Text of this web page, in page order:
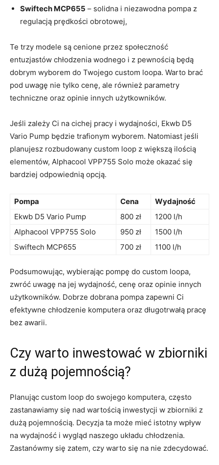
Swiftech MCP655 – solidna i niezawodna ‌pompa z
⁢regulacją prędkości obrotowej,
Te trzy modele są ⁤cenione przez⁤ społeczność
entuzjastów chłodzenia‍ wodnego i⁣ z pewnością będą
dobrym ⁣wyborem do Twojego​ custom loopa. ⁣Warto brać
pod ‌uwagę​ nie tylko cenę, ale również parametry
⁢techniczne oraz​ opinie innych⁤ użytkowników.
Jeśli zależy Ci na cichej pracy i wydajności, Ekwb D5
Vario Pump będzie ‍trafionym ⁢wyborem.⁣ Natomiast jeśli⁤
planujesz‍ rozbudowany‌ custom ⁣loop z większą​ ilością
⁤elementów, Alphacool VPP755 Solo może ⁤okazać się
bardziej odpowiednią ‌opcją.
Pompa Cena
Wydajność
Ekwb D5 Vario ⁣Pump
800 zł
1200 l/h
Alphacool‍ VPP755⁣ Solo
950‍ zł
1500 ‌l/h
Swiftech‌ MCP655
700 zł 1100 l/h
Podsumowując, wybierając ⁣pompę⁢ do ⁤custom loopa,
zwróć uwagę na⁢ jej ⁢wydajność, cenę oraz opinie innych‌
użytkowników. Dobrze dobrana ‍pompa zapewni Ci
efektywne chłodzenie‌ komputera oraz długotrwałą pracę
bez awarii.
Czy warto inwestować w zbiorniki
z dużą pojemnością?
Planując custom loop ‍do swojego komputera, często⁣
zastanawiamy się nad wartością inwestycji w zbiorniki z
dużą pojemnością. Decyzja ‌ta może mieć istotny wpływ
na ‌wydajność‌ i wygląd naszego układu ‌chłodzenia.
⁤Zastanówmy się zatem, czy warto się na ‌nie zdecydować.